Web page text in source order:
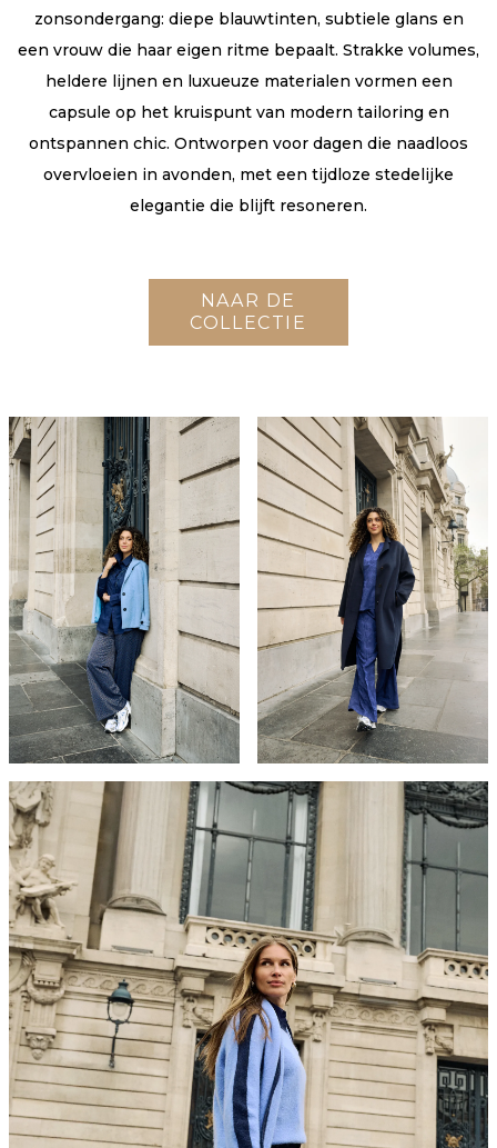
zonsondergang: diepe blauwtinten, subtiele glans en
een vrouw die haar eigen ritme bepaalt. Strakke volumes,
heldere lijnen en luxueuze materialen vormen een
capsule op het kruispunt van modern tailoring en
ontspannen chic. Ontworpen voor dagen die naadloos
overvloeien in avonden, met een tijdloze stedelijke
elegantie die blijft resoneren.
NAAR DE
COLLECTIE